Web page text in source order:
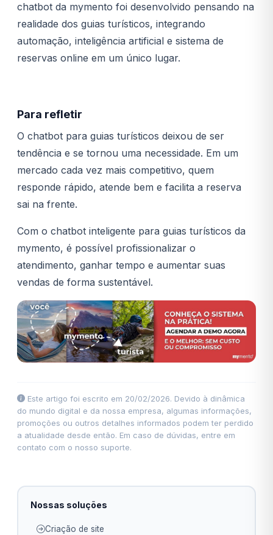
chatbot da mymento foi desenvolvido pensando na
realidade dos guias turísticos, integrando
automação, inteligência artificial e sistema de
reservas online em um único lugar.
Para refletir
O chatbot para guias turísticos deixou de ser
tendência e se tornou uma necessidade. Em um
mercado cada vez mais competitivo, quem
responde rápido, atende bem e facilita a reserva
sai na frente.
Com o chatbot inteligente para guias turísticos da
mymento, é possível profissionalizar o
atendimento, ganhar tempo e aumentar suas
vendas de forma sustentável.
Este artigo foi escrito em 20/02/2026. Devido à dinâmica
do mundo digital e da nossa empresa, algumas informações,
promoções ou outros detalhes informados podem ter perdido
a atualidade desde então. Em caso de dúvidas, entre em
contato com o nosso suporte.
Nossas soluções
Criação de site